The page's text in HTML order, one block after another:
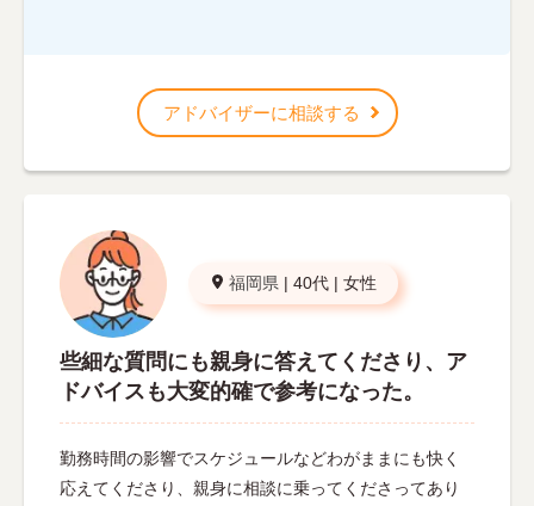
アドバイザーに相談する
福岡県 | 40代 | 女性
些細な質問にも親身に答えてくださり、ア
ドバイスも大変的確で参考になった。
勤務時間の影響でスケジュールなどわがままにも快く
応えてくださり、親身に相談に乗ってくださってあり